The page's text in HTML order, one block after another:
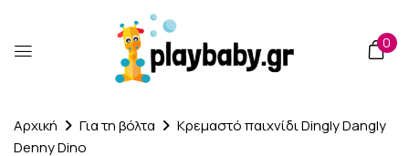
0
Αρχική Για τη βόλτα
Κρεμαστό παιχνίδι Dingly Dangly
Denny Dino